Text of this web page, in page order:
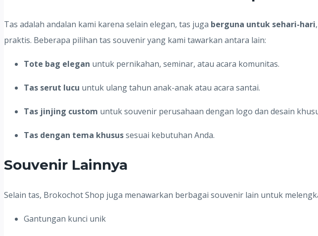
Tas adalah andalan kami karena selain elegan, tas juga berguna untuk sehari-hari
praktis. Beberapa pilihan tas souvenir yang kami tawarkan antara lain:
Tote bag elegan untuk pernikahan, seminar, atau acara komunitas.
Tas serut lucu untuk ulang tahun anak-anak atau acara santai.
Tas jinjing custom untuk souvenir perusahaan dengan logo dan desain
Tas dengan tema khusussesuai kebutuhan Anda.
Souvenir Lainnya
Selain tas, Brokochot Shop juga menawarkan berbagai souvenir lain untuk
Gantungan kunci unik